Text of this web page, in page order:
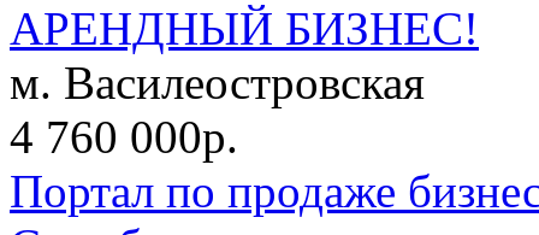
АРЕНДНЫЙ БИЗНЕС!
м. Василеостровская
4 760 000р.
Портал по продаже